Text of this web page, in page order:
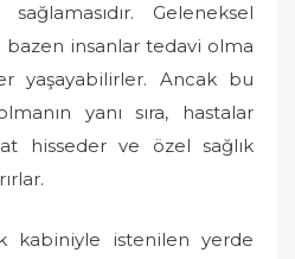
Geleneksel
bazen insanlar tedavi olma
yaşayabilirler. Ancak bu
yanı sıra, hastalar
hisseder ve özel sağlık
kabiniyle istenilen yerde